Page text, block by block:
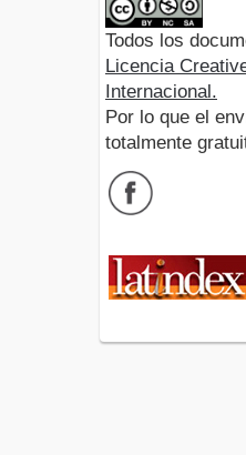
Todos los
Licencia
Internacional.
Por lo que el
totalmente